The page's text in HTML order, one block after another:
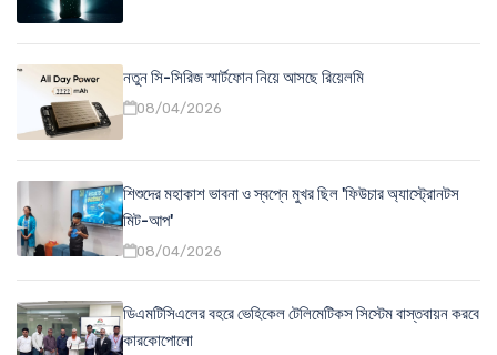
নতুন সি-সিরিজ স্মার্টফোন নিয়ে আসছে রিয়েলমি
08/04/2026
শিশুদের মহাকাশ ভাবনা ও স্বপ্নে মুখর ছিল 'ফিউচার অ্যাস্ট্রোনটস
মিট-আপ'
08/04/2026
ডিএমটিসিএলের বহরে ভেহিকেল টেলিমেটিকস সিস্টেম বাস্তবায়ন করবে
কারকোপোলো